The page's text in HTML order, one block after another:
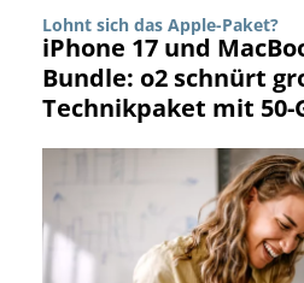
Lohnt sich das Apple-Paket?
iPhone 17 und
Bundle: o2 schnürt
Technikpaket mit 50-